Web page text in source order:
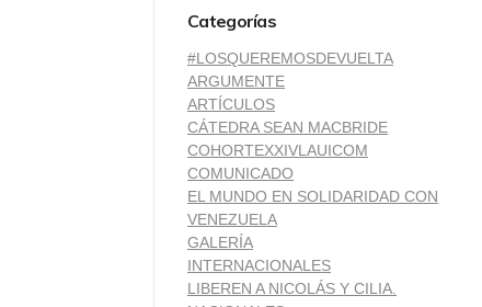
Categorías
#LOSQUEREMOSDEVUELTA
ARGUMENTE
ARTÍCULOS
CÁTEDRA SEAN MACBRIDE
COHORTEXXIVLAUICOM
COMUNICADO
EL MUNDO EN SOLIDARIDAD CON
VENEZUELA
GALERÍA
INTERNACIONALES
LIBEREN A NICOLÁS Y CILIA.